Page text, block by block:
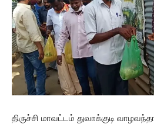
திருச்சி மாவட்டம் துவாக்குடி